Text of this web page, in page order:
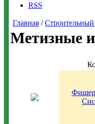
RSS
Главная /Строительный
Метизные